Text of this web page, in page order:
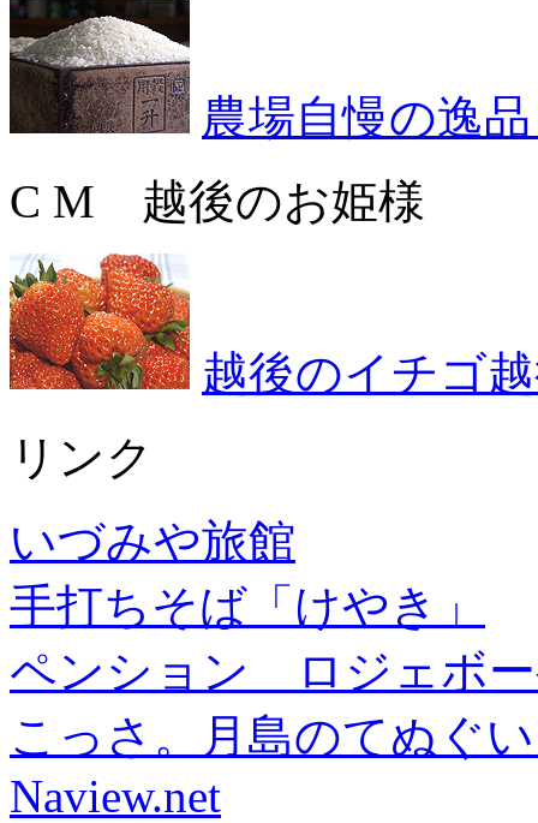
農場自慢の逸
C M 越後のお姫様
越後のイチゴ
リンク
いづみや旅館
手打ちそば「けやき」
ペンション ロジェボ
こっさ。月島のてぬぐ
Naview.net